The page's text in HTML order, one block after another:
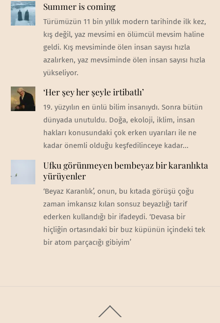
Summer is coming
Türümüzün 11 bin yıllık modern tarihinde ilk kez,
kış değil, yaz mevsimi en ölümcül mevsim haline
geldi. Kış mevsiminde ölen insan sayısı hızla
azalırken, yaz mevsiminde ölen insan sayısı hızla
yükseliyor.
‘Her şey her şeyle irtibatlı’
19. yüzyılın en ünlü bilim insanıydı. Sonra bütün
dünyada unutuldu. Doğa, ekoloji, iklim, insan
hakları konusundaki çok erken uyarıları ile ne
kadar önemli olduğu keşfedilinceye kadar...
Ufku görünmeyen bembeyaz bir karanlıkta
yürüyenler
‘Beyaz Karanlık’, onun, bu kıtada görüşü çoğu
zaman imkansız kılan sonsuz beyazlığı tarif
ederken kullandığı bir ifadeydi. ‘Devasa bir
hiçliğin ortasındaki bir buz küpünün içindeki tek
bir atom parçacığı gibiyim’
To